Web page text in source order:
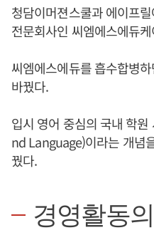
청담이머젼스쿨과 에이프
전문회사인 씨엠에스에듀
씨엠에스에듀를 흡수합병
바꿨다.
입시 영어 중심의 국내 학
nd Language)이라는 개념
꿨다.
경영활동